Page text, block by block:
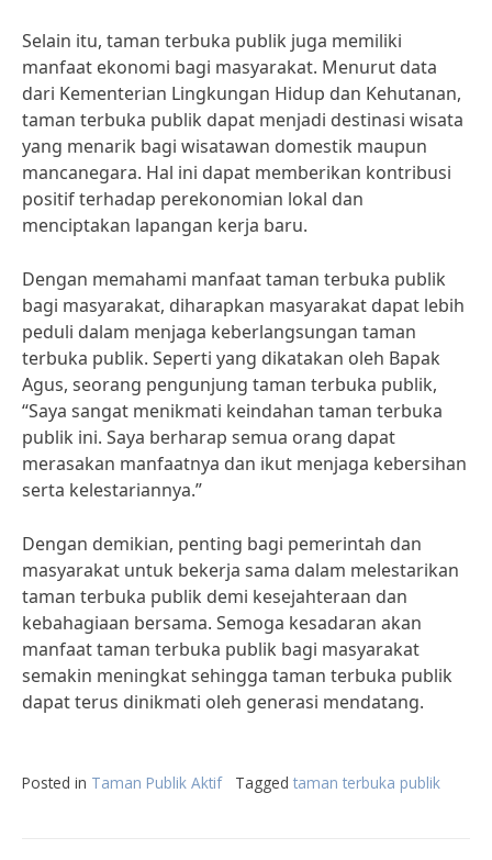
Selain itu, taman terbuka publik juga memiliki
manfaat ekonomi bagi masyarakat. Menurut data
dari Kementerian Lingkungan Hidup dan Kehutanan,
taman terbuka publik dapat menjadi destinasi wisata
yang menarik bagi wisatawan domestik maupun
mancanegara. Hal ini dapat memberikan kontribusi
positif terhadap perekonomian lokal dan
menciptakan lapangan kerja baru.
Dengan memahami manfaat taman terbuka publik
bagi masyarakat, diharapkan masyarakat dapat lebih
peduli dalam menjaga keberlangsungan taman
terbuka publik. Seperti yang dikatakan oleh Bapak
Agus, seorang pengunjung taman terbuka publik,
“Saya sangat menikmati keindahan taman terbuka
publik ini. Saya berharap semua orang dapat
merasakan manfaatnya dan ikut menjaga kebersihan
serta kelestariannya.”
Dengan demikian, penting bagi pemerintah dan
masyarakat untuk bekerja sama dalam melestarikan
taman terbuka publik demi kesejahteraan dan
kebahagiaan bersama. Semoga kesadaran akan
manfaat taman terbuka publik bagi masyarakat
semakin meningkat sehingga taman terbuka publik
dapat terus dinikmati oleh generasi mendatang.
Posted in Taman Publik Aktif Tagged taman terbuka publik